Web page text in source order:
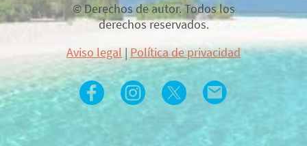
© Derechos de autor. Todos los
derechos reservados.
Aviso legal|Política de privacidad